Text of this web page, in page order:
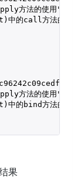
方法的使用",
的call方法的使
方法的使用",
的bind方法的使
果